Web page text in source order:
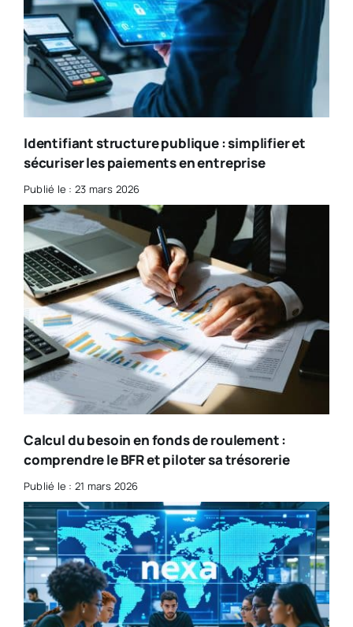
Identifiant structure publique : simplifier et
sécuriser les paiements en entreprise
Publié le : 23 mars 2026
Calcul du besoin en fonds de roulement :
comprendre le BFR et piloter sa trésorerie
Publié le : 21 mars 2026